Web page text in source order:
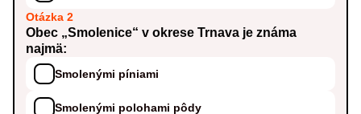
Otázka 2
Obec „Smolenice“ v okrese Trnava je známa
najmä:
Smolenými píniami
Smolenými polohami pôdy